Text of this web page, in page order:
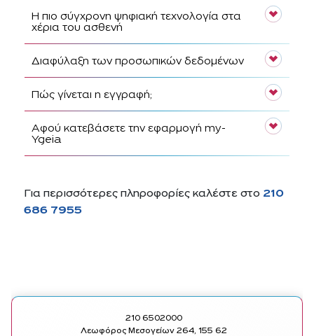
Η πιο σύγχρονη ψηφιακή τεχνολογία στα
χέρια του ασθενή
Διαφύλαξη των προσωπικών δεδομένων
Πώς γίνεται η εγγραφή;
Αφού κατεβάσετε την εφαρμογή my-
Ygeia
Για περισσότερες πληροφορίες καλέστε στο 210
686 7955
210 6502000
Λεωφόρος Μεσογείων 264, 155 62